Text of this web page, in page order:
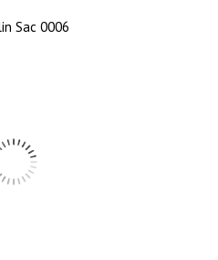
Sac 0006